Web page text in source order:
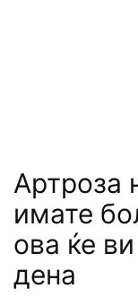
Артроза
имате
ова ќе
дена